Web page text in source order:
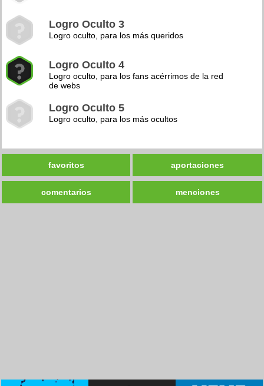
Logro Oculto 3
Logro oculto, para los más queridos
Logro Oculto 4
Logro oculto, para los fans acérrimos de la red
de webs
Logro Oculto 5
Logro oculto, para los más ocultos
favoritos aportaciones
comentarios menciones